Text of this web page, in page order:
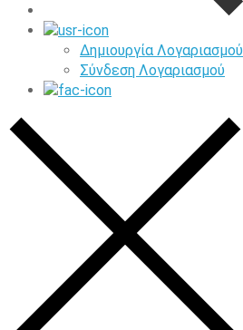
Δημιουργία Λογαριασμού
Σύνδεση Λογαριασμού